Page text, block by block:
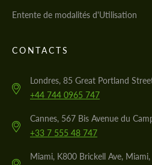
Entente de modalités d'Utilisation
CONTACTS
Londres, 85 Great Portland
+44 744 0965 747
Cannes, 567 Bis Avenue du
+33 7 555 48 747
Miami, K800 Brickell Ave,